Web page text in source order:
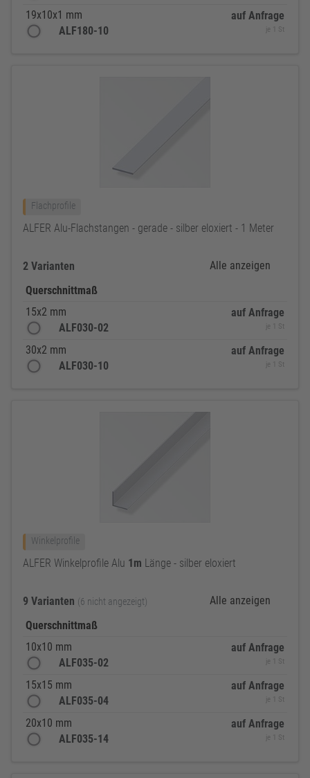
19x10x1 mm
ALF180-10
auf Anfrage
je 1 St
Flachprofile
ALFER Alu-Flachstangen - gerade - silber eloxiert - 1 Meter
2 Varianten
Alle anzeigen
Querschnittmaß
15x2 mm
ALF030-02
auf Anfrage
je 1 St
30x2 mm
ALF030-10
auf Anfrage
je 1 St
Winkelprofile
ALFER Winkelprofile Alu 1m Länge - silber eloxiert
9 Varianten (6 nicht angezeigt)
Alle anzeigen
Querschnittmaß
10x10 mm
ALF035-02
auf Anfrage
je 1 St
15x15 mm
ALF035-04
auf Anfrage
je 1 St
20x10 mm
ALF035-14
auf Anfrage
je 1 St